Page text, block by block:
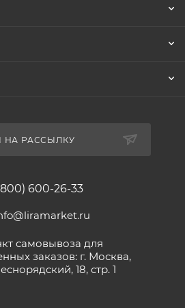
НА РАССЫЛКУ
600-26-33
самовывоза для
заказов: г. Москва,
18, стр. 1